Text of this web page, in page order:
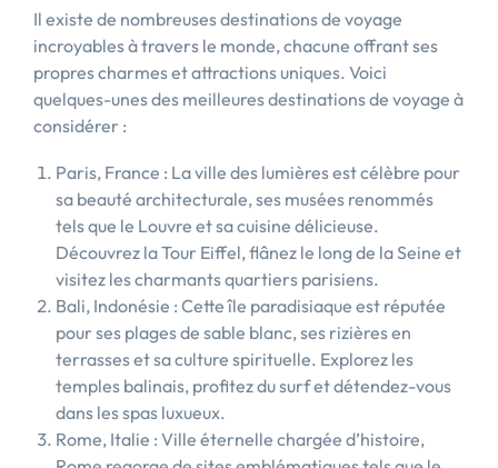
Il existe de nombreuses destinations de voyage
incroyables à travers le monde, chacune offrant ses
propres charmes et attractions uniques. Voici
quelques-unes des meilleures destinations de voyage à
considérer :
Paris, France : La ville des lumières est célèbre pour
sa beauté architecturale, ses musées renommés
tels que le Louvre et sa cuisine délicieuse.
Découvrez la Tour Eiffel, flânez le long de la Seine et
visitez les charmants quartiers parisiens.
Bali, Indonésie : Cette île paradisiaque est réputée
pour ses plages de sable blanc, ses rizières en
terrasses et sa culture spirituelle. Explorez les
temples balinais, profitez du surf et détendez-vous
dans les spas luxueux.
Rome, Italie : Ville éternelle chargée d’histoire,